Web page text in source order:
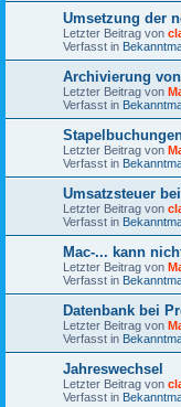
Umsetzung der
Letzter Beitrag von
Verfasst in
Archivierung
Letzter Beitrag von
Verfasst in
Letzter Beitrag von
Verfasst in
Umsatzsteuer
Letzter Beitrag von
Verfasst in
Mac-... kann
Letzter Beitrag von
Verfasst in
Datenbank bei
Letzter Beitrag von
Verfasst in
Jahreswechsel
Letzter Beitrag von
Verfasst in